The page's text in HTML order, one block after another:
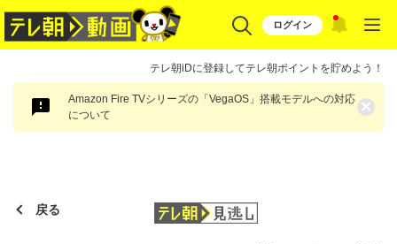
ログイン
テレ朝iDに登録してテレ朝ポイントを貯めよう！
Amazon Fire TVシリーズの「VegaOS」搭載モデルへの対応
について
×
戻る